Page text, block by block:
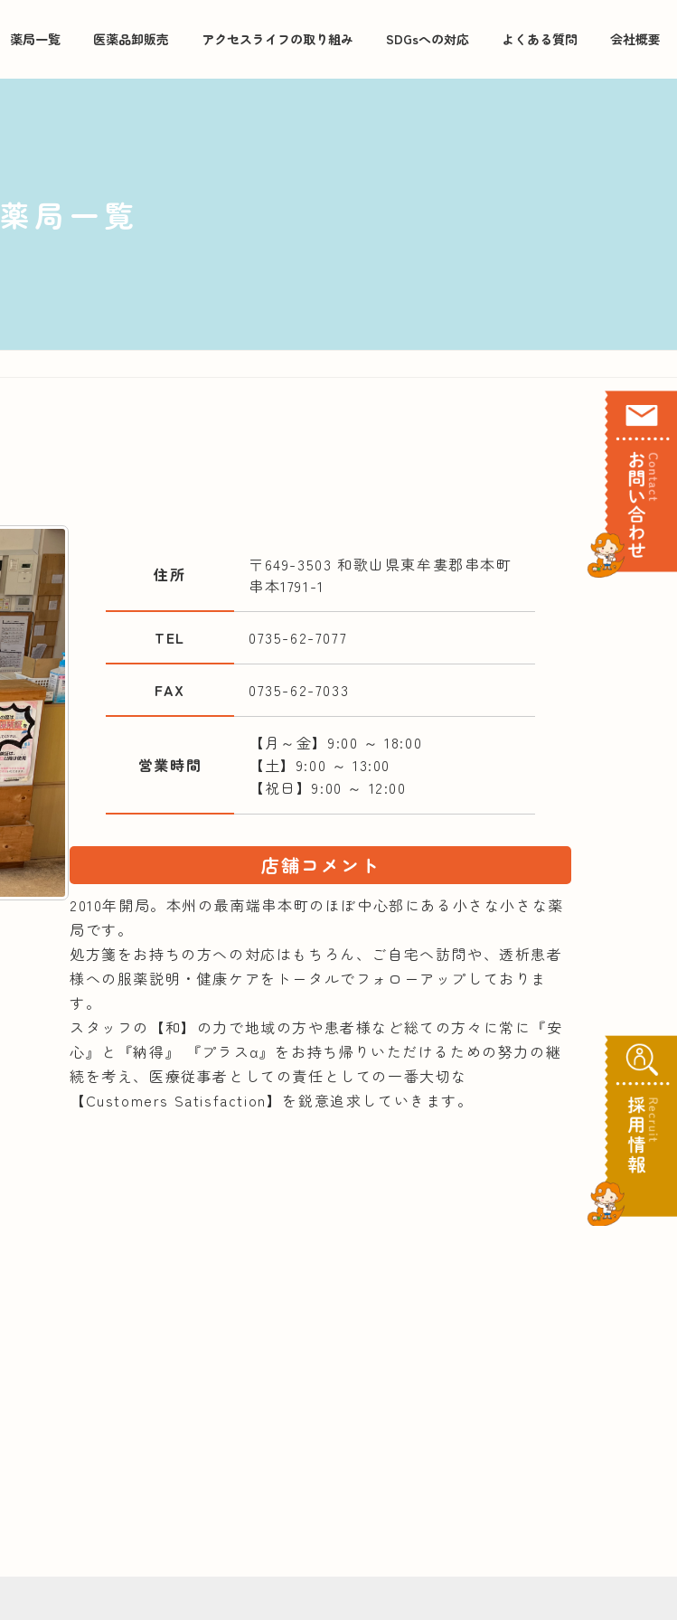
薬局一覧 医薬品卸販売 アクセスライフの取り組み SDGsへの対応 よくある質問 会社概要
薬局一覧
住所
〒649-3503 和歌山県東牟婁郡串本町
串本1791-1
TEL 0735-62-7077
FAX 0735-62-7033
営業時間
【月～金】9:00 ～ 18:00
【土】9:00 ～ 13:00
【祝日】9:00 ～ 12:00
店舗コメント
2010年開局。本州の最南端串本町のほぼ中心部にある小さな小さな薬
局です。
処方箋をお持ちの方への対応はもちろん、ご自宅へ訪問や、透析患者
様への服薬説明・健康ケアをトータルでフォローアップしておりま
す。
スタッフの【和】の力で地域の方や患者様など総ての方々に常に『安
心』と『納得』 『プラスα』をお持ち帰りいただけるための努力の継
続を考え、医療従事者としての責任としての一番大切な
【Customers Satisfaction】を鋭意追求していきます。